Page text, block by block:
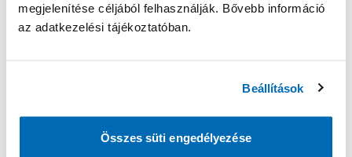
megjelenítése céljából felhasználják. Bővebb információ
az adatkezelési tájékoztatóban.
Beállítások
Összes süti engedélyezése